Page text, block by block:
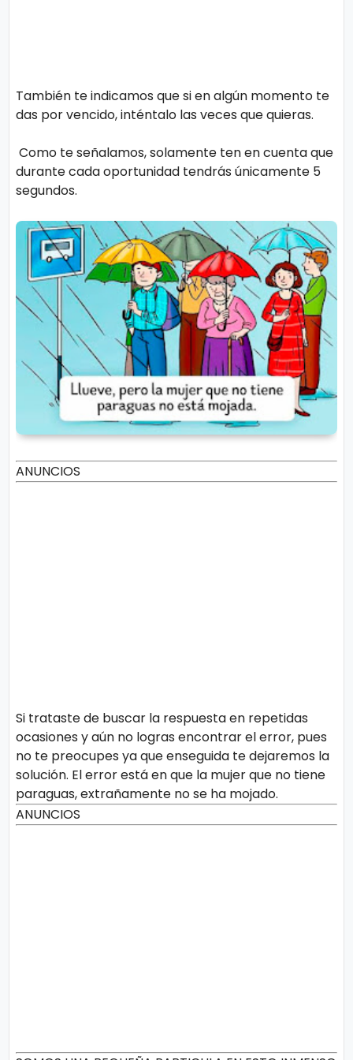
También te indicamos que si en algún momento te
das por vencido, inténtalo las veces que quieras.
Como te señalamos, solamente ten en cuenta que
durante cada oportunidad tendrás únicamente 5
segundos.
ANUNCIOS
Si trataste de buscar la respuesta en repetidas
ocasiones y aún no logras encontrar el error, pues
no te preocupes ya que enseguida te dejaremos la
solución. El error está en que la mujer que no tiene
paraguas, extrañamente no se ha mojado.
ANUNCIOS